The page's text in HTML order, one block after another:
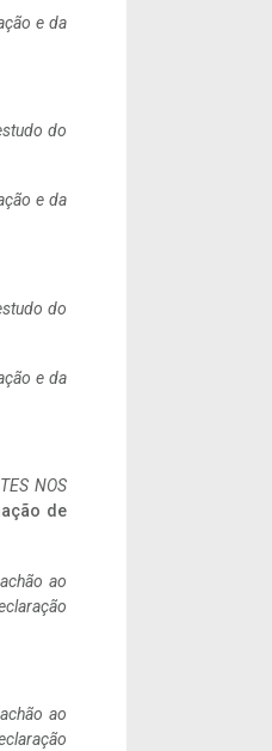
e da
do
e da
do
e da
NOS
de
ao
ao